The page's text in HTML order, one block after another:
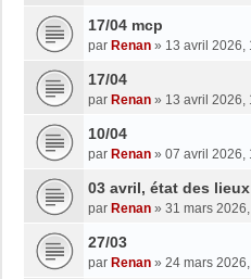
17/04 mcp
par Renan » 13 avril 2026,
17/04
par Renan » 13 avril 2026,
10/04
par Renan » 07 avril 2026,
03 avril, état des lieux
par Renan » 31 mars
27/03
par Renan » 24 mars